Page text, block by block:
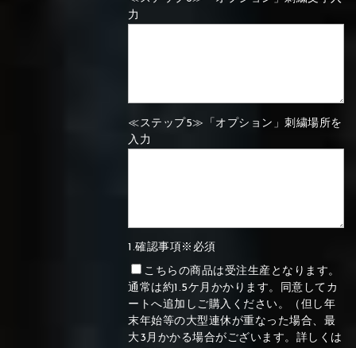
力
≪ステップ5≫「オプション」刺繍場所を
入力
1.確認事項※必須
こちらの商品は受注生産となります。
通常は約1.5ケ月かかります。同意してカ
ートへ追加しご購入ください。（但し年
末年始等の大型連休が重なった場合、最
大3月かかる場合がございます。詳しくは